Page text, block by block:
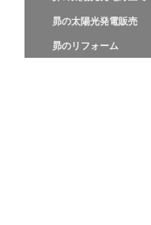
昴の太陽光発電販売
昴のリフォーム